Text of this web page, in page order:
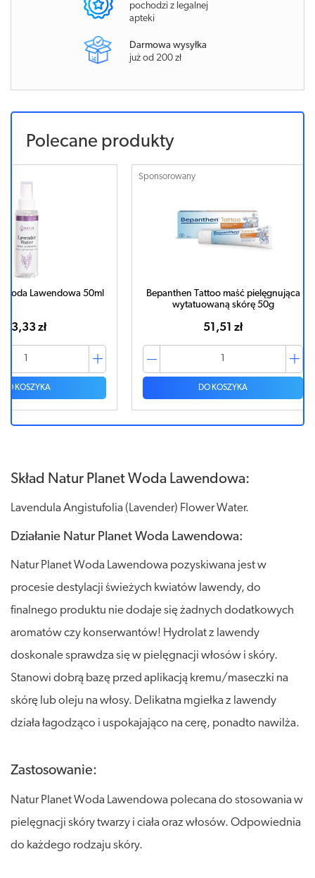
pochodzi z legalnej
apteki
Darmowa wysyłka
już od 200 zł
Polecane produkty
50ml
Bepanthen Tattoo maść pielęgnująca
wytatuowaną skórę 50g
Skład Natur Planet Woda Lawendowa:
Lavendula Angistufolia (Lavender) Flower Water.
Działanie Natur Planet Woda Lawendowa:
Natur Planet Woda Lawendowa pozyskiwana jest w
procesie destylacji świeżych kwiatów lawendy, do
finalnego produktu nie dodaje się żadnych dodatkowych
aromatów czy konserwantów! Hydrolat z lawendy
doskonale sprawdza się w pielęgnacji włosów i skóry.
Stanowi dobrą bazę przed aplikacją kremu/maseczki na
skórę lub oleju na włosy. Delikatna mgiełka z lawendy
działa łagodząco i uspokajająco na cerę, ponadto nawilża.
Zastosowanie:
Natur Planet Woda Lawendowa polecana do stosowania w
pielęgnacji skóry twarzy i ciała oraz włosów. Odpowiednia
do każdego rodzaju skóry.